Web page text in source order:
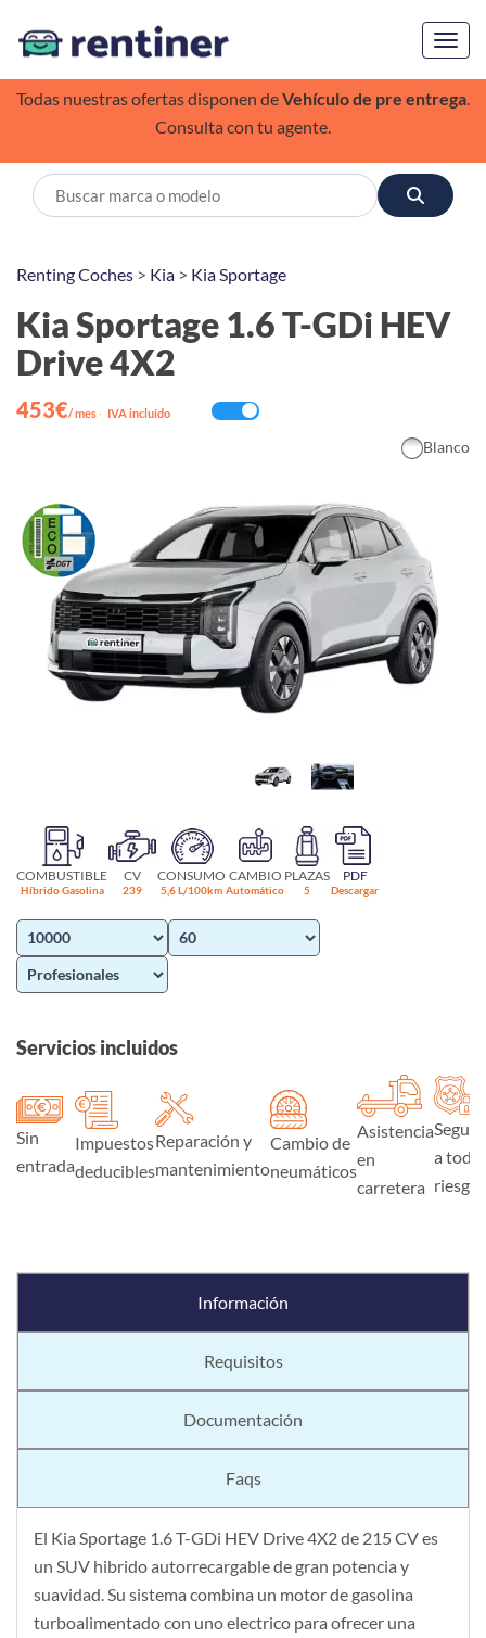
Todas nuestras ofertas disponen deVehículo de pre entrega.
Consulta con tu agente.
Renting Coches > Kia > Kia Sportage
Kia Sportage 1.6 T-GDi HEV
Drive 4X2
453€/ mes · IVA incluído
Blanco
COMBUSTIBLE
Híbrido Gasolina
CV
239
CONSUMO
5,6 L/100km
CAMBIO
Automático
PLAZAS
5
PDF
Descargar
Servicios incluidos
Sin
entrada
Impuestos
deducibles
Reparación y
mantenimiento
Cambio de
neumáticos
Asistencia
en
carretera
Seguro
a todo
riesgo
Información
Requisitos
Documentación
Faqs
El Kia Sportage 1.6 T-GDi HEV Drive 4X2 de 215 CV es
un SUV hibrido autorrecargable de gran potencia y
suavidad. Su sistema combina un motor de gasolina
turboalimentado con uno electrico para ofrecer una